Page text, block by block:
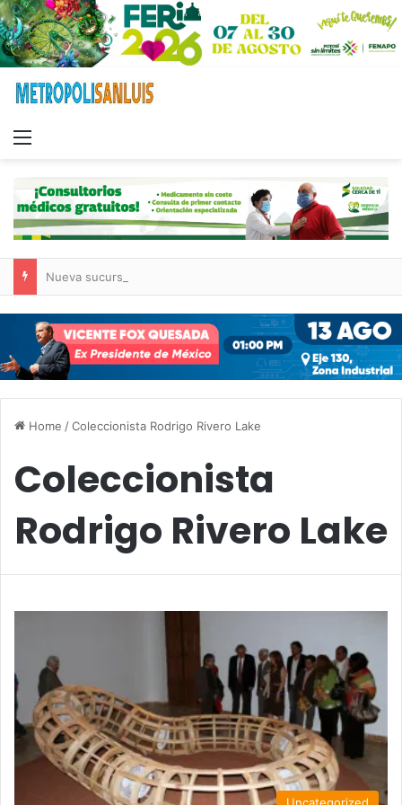
Home /Coleccionista Rodrigo Rivero Lake
Coleccionista
Rodrigo Rivero Lake